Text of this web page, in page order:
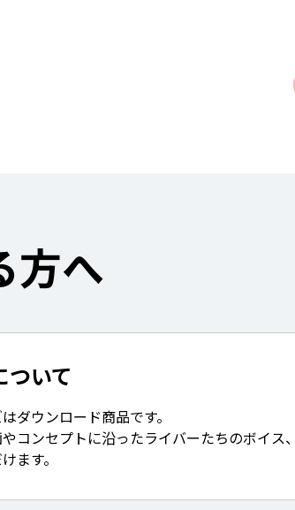
方へ
ついて
ダウンロード商品です。
コンセプトに沿ったライバーたちのボイス
ます。